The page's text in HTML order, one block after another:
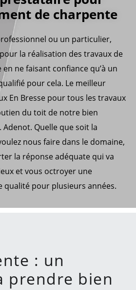
de charpente
ou un particulier,
la réalisation des travaux de
ne faisant confiance qu’à un
pour cela. Le meilleur
En Bresse pour tous les travaux
du toit de notre bien
Adenot. Quelle que soit la
nous faire dans le domaine,
la réponse adéquate qui va
et vous octroyer une
qualité pour plusieurs années.
: un
prendre bien